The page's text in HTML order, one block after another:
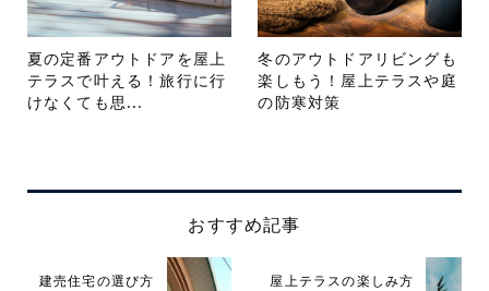
夏の定番アウトドアを屋上
テラスで叶える！旅行に行
けなくても思...
冬のアウトドアリビングも
楽しもう！屋上テラスや庭
の防寒対策
おすすめ記事
建売住宅の選び方 屋上テラスの楽しみ方